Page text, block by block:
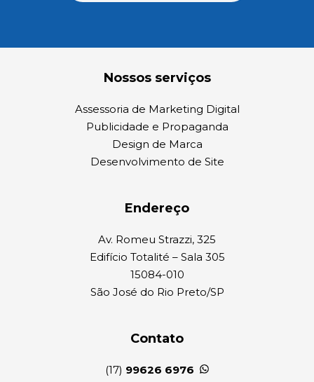
Nossos serviços
Assessoria de Marketing Digital
Publicidade e Propaganda
Design de Marca
Desenvolvimento de Site
Endereço
Av. Romeu Strazzi, 325
Edifício Totalité – Sala 305
15084-010
São José do Rio Preto/SP
Contato
(17) 99626 6976